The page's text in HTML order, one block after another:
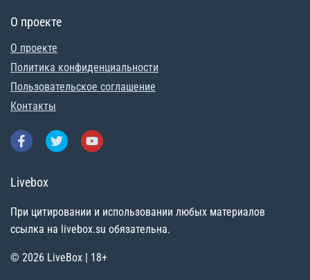
О проекте
О проекте
Политика конфиденциальности
Пользовательское соглашение
Контакты
Livebox
При цитировании и использовании любых материалов
ссылка на livebox.su обязательна.
© 2026 LiveBox | 18+